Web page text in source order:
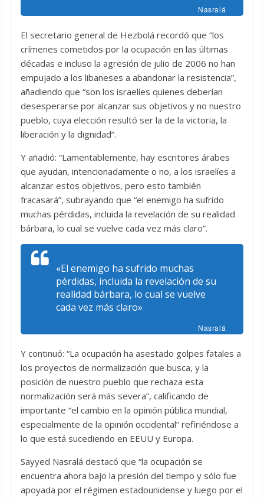
Nasralá
El secretario general de Hezbolá recordó que “los
crímenes cometidos por la ocupación en las últimas
décadas e incluso la agresión de julio de 2006 no han
empujado a los libaneses a abandonar la resistencia”,
añadiendo que “son los israelíes quienes deberían
desesperarse por alcanzar sus objetivos y no nuestro
pueblo, cuya elección resultó ser la de la victoria, la
liberación y la dignidad”.
Y añadió: “Lamentablemente, hay escritores árabes
que ayudan, intencionadamente o no, a los israelíes a
alcanzar estos objetivos, pero esto también
fracasará”, subrayando que “el enemigo ha sufrido
muchas pérdidas, incluida la revelación de su realidad
bárbara, lo cual se vuelve cada vez más claro”.
«El enemigo ha sufrido muchas
pérdidas, incluida la revelación de su
realidad bárbara, lo cual se vuelve
cada vez más claro»
Nasralá
Y continuó: “La ocupación ha asestado golpes fatales a
los proyectos de normalización que busca, y la
posición de nuestro pueblo que rechaza esta
normalización será más severa”, calificando de
importante “el cambio en la opinión pública mundial,
especialmente de la opinión occidental” refiriéndose a
lo que está sucediendo en EEUU y Europa.
Sayyed Nasralá destacó que “la ocupación se
encuentra ahora bajo la presión del tiempo y sólo fue
apoyada por el régimen estadounidense y luego por el